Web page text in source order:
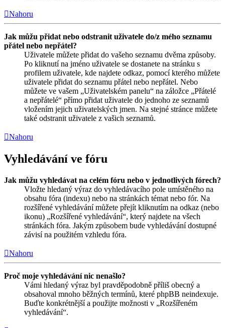
Nahoru
Jak můžu přidat nebo odstranit uživatele do/z mého seznamu
přátel nebo nepřátel?
Uživatele můžete přidat do vašeho seznamu dvěma způsoby.
Po kliknutí na jméno uživatele se dostanete na stránku s
profilem uživatele, kde najdete odkaz, pomocí kterého můžete
uživatele přidat do seznamu přátel nebo nepřátel. Nebo
můžete ve vašem „Uživatelském panelu“ na záložce „Přátelé
a nepřátelé“ přímo přidat uživatele do jednoho ze seznamů
vložením jejich uživatelských jmen. Na stejné stránce můžete
také odstranit uživatele z vašich seznamů.
Nahoru
Vyhledávání ve fóru
Jak můžu vyhledávat na celém fóru nebo v jednotlivých fórech?
Vložte hledaný výraz do vyhledávacího pole umístěného na
obsahu fóra (indexu) nebo na stránkách témat nebo fór. Na
rozšířené vyhledávání můžete přejít kliknutím na odkaz (nebo
ikonu) „Rozšířené vyhledávání“, který najdete na všech
stránkách fóra. Jakým způsobem bude vyhledávání dostupné
závisí na použitém vzhledu fóra.
Nahoru
Proč moje vyhledávání nic nenašlo?
Vámi hledaný výraz byl pravděpodobně příliš obecný a
obsahoval mnoho běžných termínů, které phpBB neindexuje.
Buďte konkrétnější a použijte možnosti v „Rozšířeném
vyhledávání“.